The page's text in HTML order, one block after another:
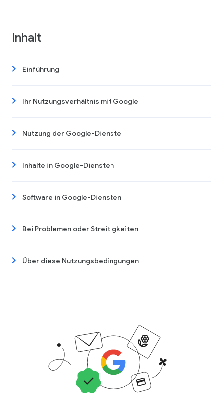
Inhalt
Einführung
Ihr Nutzungsverhältnis mit Google
Nutzung der Google-Dienste
Inhalte in Google-Diensten
Software in Google-Diensten
Bei Problemen oder Streitigkeiten
Über diese Nutzungsbedingungen